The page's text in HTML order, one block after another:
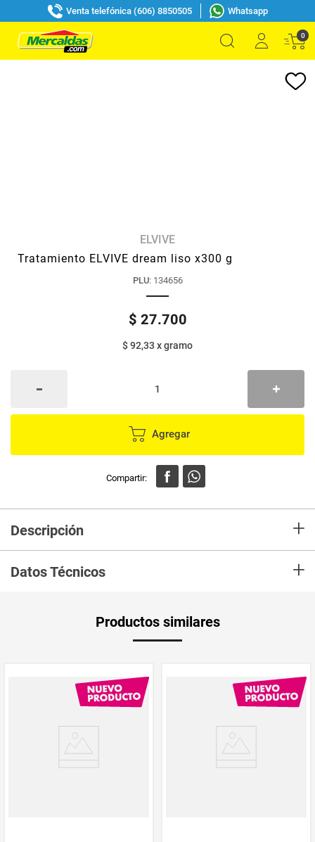
Venta telefónica (606) 8850505 Whatsapp
0
ELVIVE
Tratamiento ELVIVE dream liso x300 g
PLU: 134656
$ 27.700
$ 92,33 xgramo
Agregar
Descripción +
Datos Técnicos +
300
PUM - Unidad
de Medida
Productos similares